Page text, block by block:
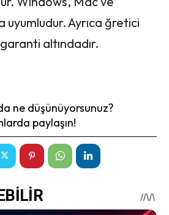
Ayrıca ğretici
altındadır.
ne düşünüyorsunuz?
paylaşın!